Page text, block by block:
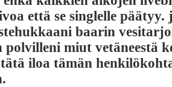
että se singlelle
baarin
polvilleni miut vetäneestä
iloa tämän